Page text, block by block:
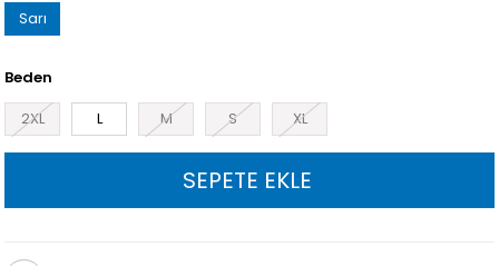
Sarı
Beden
2XL
L M S XL